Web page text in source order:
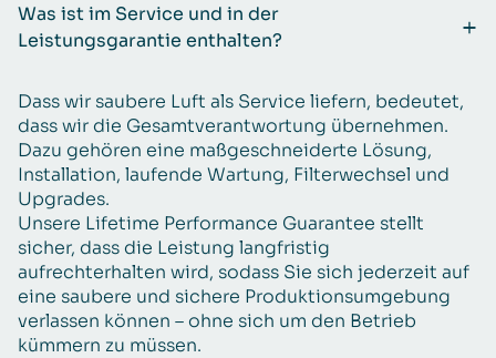
Was ist im Service und in der
Leistungsgarantie enthalten?
Dass wir saubere Luft als Service liefern, bedeutet,
dass wir die Gesamtverantwortung übernehmen.
Dazu gehören eine maßgeschneiderte Lösung,
Installation, laufende Wartung, Filterwechsel und
Upgrades.
Unsere Lifetime Performance Guarantee stellt
sicher, dass die Leistung langfristig
aufrechterhalten wird, sodass Sie sich jederzeit auf
eine saubere und sichere Produktionsumgebung
verlassen können – ohne sich um den Betrieb
kümmern zu müssen.